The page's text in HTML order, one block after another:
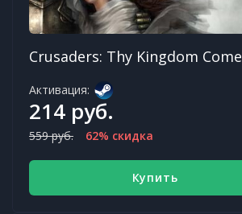
Crusaders: Thy Kingdom Come
Активация:
214 руб.
559 руб. 62% скидка
Купить